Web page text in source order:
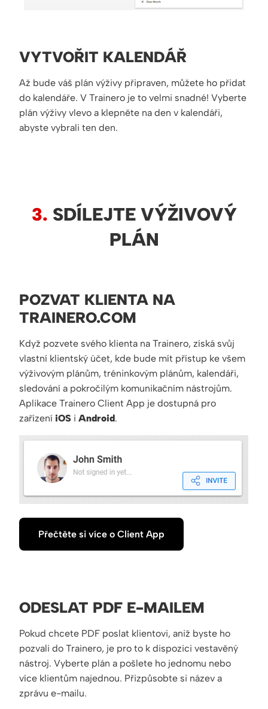
VYTVOŘIT KALENDÁŘ
Až bude váš plán výživy připraven, můžete ho přidat
do kalendáře. V Trainero je to velmi snadné! Vyberte
plán výživy vlevo a klepněte na den v kalendáři,
abyste vybrali ten den.
3. SDÍLEJTE VÝŽIVOVÝ
PLÁN
POZVAT KLIENTA NA
TRAINERO.COM
Když pozvete svého klienta na Trainero, získá svůj
vlastní klientský účet, kde bude mít přístup ke všem
výživovým plánům, tréninkovým plánům, kalendáři,
sledování a pokročilým komunikačním nástrojům.
Aplikace Trainero Client App je dostupná pro
zařízení iOS i Android.
Přečtěte si více o Client App
ODESLAT PDF E-MAILEM
Pokud chcete PDF poslat klientovi, aniž byste ho
pozvali do Trainero, je pro to k dispozici vestavěný
nástroj. Vyberte plán a pošlete ho jednomu nebo
více klientům najednou. Přizpůsobte si název a
zprávu e-mailu.